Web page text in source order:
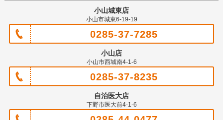
小山城東店
小山市城東6-19-19
0285-37-7285
小山店
小山市西城南4-1-6
0285-37-8235
自治医大店
下野市医大前4-1-6